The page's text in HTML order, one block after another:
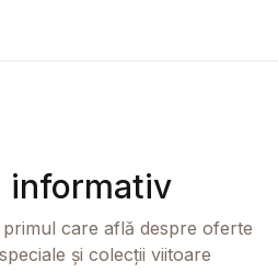
informativ
care află despre oferte
și colecții viitoare